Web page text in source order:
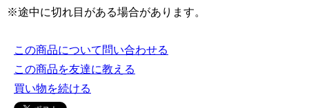
※途中に切れ目がある場合があります。
この商品について問い合わせる
この商品を友達に教える
買い物を続ける